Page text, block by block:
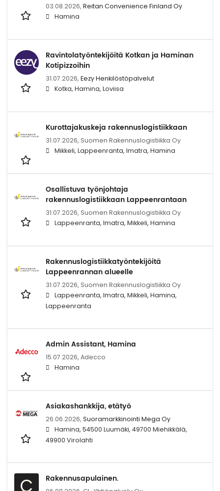
03.08.2026, Reitan Convenience Finland Oy
Hamina
Ravintolatyöntekijöitä Kotkan ja Haminan
Kotipizzoihin
31.07.2026, Eezy Henkilöstöpalvelut
Kotka, Hamina, Loviisa
Kurottajakuskeja rakennuslogistiikkaan
31.07.2026, Suomen Rakennuslogistiikka Oy
Mikkeli, Lappeenranta, Imatra, Hamina
Osallistuva työnjohtaja
rakennuslogistiikkaan Lappeenrantaan
31.07.2026, Suomen Rakennuslogistiikka Oy
Lappeenranta, Imatra, Mikkeli, Hamina
Rakennuslogistiikkatyöntekijöitä
Lappeenrannan alueelle
31.07.2026, Suomen Rakennuslogistiikka Oy
Lappeenranta, Imatra, Mikkeli, Hamina,
Lappeenranta
Admin Assistant, Hamina
15.07.2026, Adecco
Hamina
Asiakashankkija, etätyö
26.06.2026, Suoramarkkinointi Mega Oy
Hamina, 54500 Luumäki, 49700 Miehikkälä,
49900 Virolahti
C Rakennusapulainen.